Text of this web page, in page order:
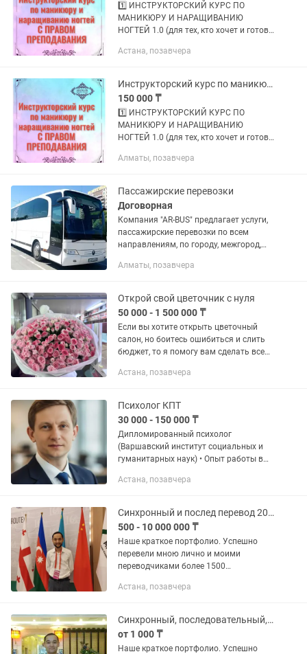
1️⃣ ИНСТРУКТОРСКИЙ КУРС ПО
МАНИКЮРУ И НАРАЩИВАНИЮ
НОГТЕЙ 1.0 (для тех, кто хочет и готов
ИНСТРУКТОРСКИЙ КУРС ПО
НОГТЕЙ 2.0 (для тех, кто хочет и
готов...
Астана, позавчера
Инструкторский курс по маникюру и наращиванию ногтей С ПРАВОМ ПРЕПОДАВАНИЯ
150 000 ₸
1️⃣ ИНСТРУКТОРСКИЙ КУРС ПО
МАНИКЮРУ И НАРАЩИВАНИЮ
НОГТЕЙ 1.0 (для тех, кто хочет и готов
ИНСТРУКТОРСКИЙ КУРС ПО
НОГТЕЙ 2.0 (для тех, кто хочет и
Алматы, позавчера
Пассажирские перевозки
Договорная
Компания "AR-BUS" предлагает услуги,
пассажирские перевозки по всем
направлениям, по городу, межгород,
обслуживание различных торжеств,
Алматы, позавчера
Открой свой цветочник с нуля
50 000 - 1 500 000 ₸
Если вы хотите открыть цветочный
салон, но боитесь ошибиться и слить
бюджет, то я помогу вам сделать все
получите: 1. Готовая открытая точка
Астана, позавчера
Психолог КПТ
30 000 - 150 000 ₸
Дипломированный психолог
(Варшавский институт социальных и
гуманитарных наук) • Опыт работы в
Астана) • Награжден нагрудным
молодежи РК •...
Астана, позавчера
Синхронный и послед перевод 20, письмен 40 языков, синхронное оборудование
500 - 10 000 000 ₸
Наше краткое портфолио. Успешно
перевели мною лично и моими
переводчиками более 1500
вебинаров, круглых столов, встреч,
форматов...
Астана, позавчера
Синхронный, последовательный, письменный перевод, консалтинг, туры
от 1 000 ₸
Наше краткое портфолио. Успешно